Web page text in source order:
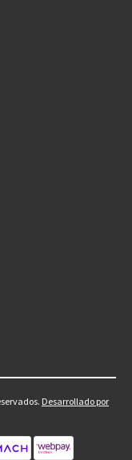
Desarrollado por